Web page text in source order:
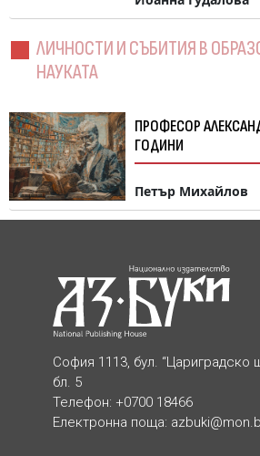
ЛИЧНОСТИ И СЪБИТИЯ В
НАУКАТА
ПРОФЕСОР АЛЕКСАНДЪР ПАНОВ НА 70
ГОДИНИ
Петър Михайлов
София 1113, бул. “Цариградско
бл. 5
Телефон: +0700 18466
Електронна поща: